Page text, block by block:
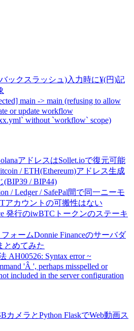
ックスラッシュ)入力時に¥(円)記
main -> main (refusing to allow
or update workflow
without `workflow` scope)
アドレスはSollet.ioで復元可能
/ ETH(Ethereum)アドレス生成
/ BIP44)
/ Ledger / SafePal間で同一ニーモ
アカウントの可搬性はない
発行のiwBTCトークンのステーキ
ォームDonnie Financeのサーバダ
とめてみた
AH00526: Syntax error ~
'Â ', perhaps misspelled or
included in the server configuration
カメラとPython FlaskでWeb動画ス